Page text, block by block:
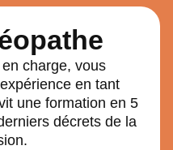
charge, vous
en tant
une formation en 5
décrets de la